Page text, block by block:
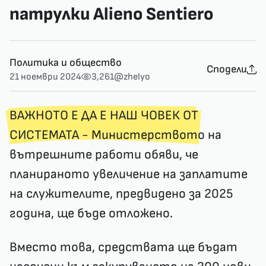
патрулки Alieno Sentiero
Политика и общество
21 ноември 2024 3,261@zhelyo
Сподели
ВАЖНОТО Е ДА Е НАШ ЧОВЕК ОТ
СИСТЕМАТА- Министерството на
вътрешните работи обяви, че
планираното увеличение на заплатите
на служителите, предвидено за 2025
година, ще бъде отложено.
Вместо това, средствата ще бъдат